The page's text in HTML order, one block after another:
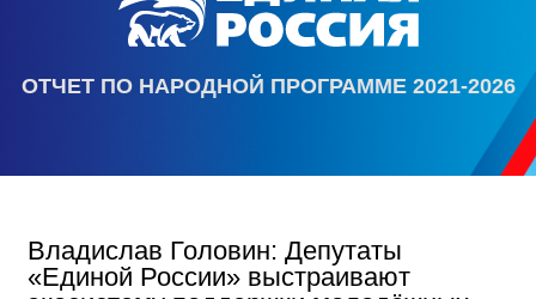
ОТЧЕТ ПО НАРОДНОЙ ПРОГРАММЕ 2021-2026
Владислав Головин: Депутаты
«Единой России» выстраивают